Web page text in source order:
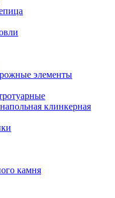
элементы
клинкерная
камня